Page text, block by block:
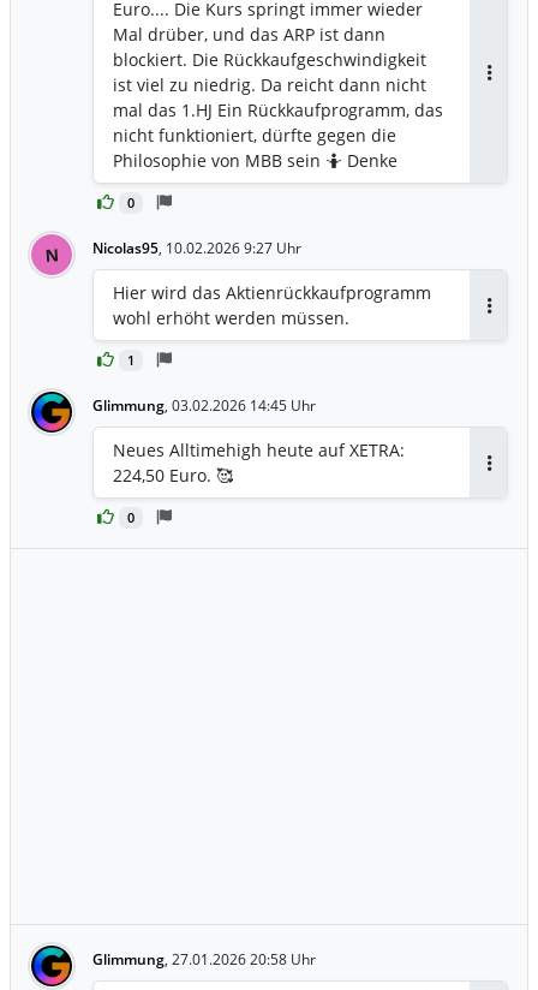
0
Euro.... Die Kurs springt immer wieder
Mal drüber, und das ARP ist dann
blockiert. Die Rückkaufgeschwindigkeit
ist viel zu niedrig. Da reicht dann nicht
mal das 1.HJ Ein Rückkaufprogramm, das
nicht funktioniert, dürfte gegen die
Philosophie von MBB sein 🤷 Denke
daher, das ARP-Limit wird wohl erhöht
werden. Erhöhung auf z.B. 235-250 €
N Nicolas95, 10.02.2026 9:27 Uhr
1
Hier wird das Aktienrückkaufprogramm
wohl erhöht werden müssen.
Glimmung, 03.02.2026 14:45 Uhr
0
Neues Alltimehigh heute auf XETRA:
224,50 Euro. 🥰
Glimmung, 27.01.2026 20:58 Uhr